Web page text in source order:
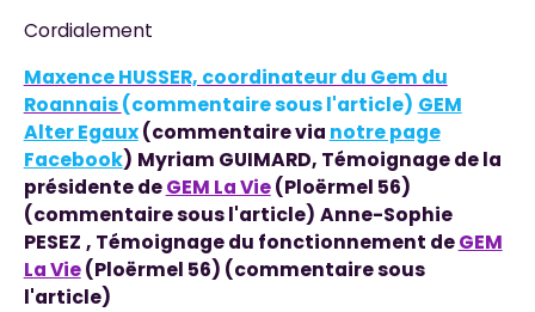
Cordialement
Maxence HUSSER, coordinateur du Gem du
Roannais(commentaire sous l'article) GEM
Alter Egaux(commentaire via notre page
Facebook) Myriam GUIMARD, Témoignage de la
présidente deGEM La Vie(Ploërmel 56)
(commentaire sous l'article) Anne-Sophie
PESEZ , Témoignage du fonctionnement deGEM
La Vie(Ploërmel 56) (commentaire sous
l'article)